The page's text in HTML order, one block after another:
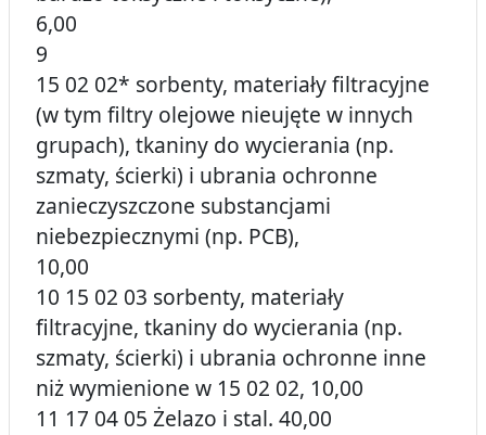
6,00
9
15 02 02* sorbenty, materiały filtracyjne
(w tym filtry olejowe nieujęte w innych
grupach), tkaniny do wycierania (np.
szmaty, ścierki) i ubrania ochronne
zanieczyszczone substancjami
niebezpiecznymi (np. PCB),
10,00
10 15 02 03 sorbenty, materiały
filtracyjne, tkaniny do wycierania (np.
szmaty, ścierki) i ubrania ochronne inne
niż wymienione w 15 02 02, 10,00
11 17 04 05 Żelazo i stal. 40,00